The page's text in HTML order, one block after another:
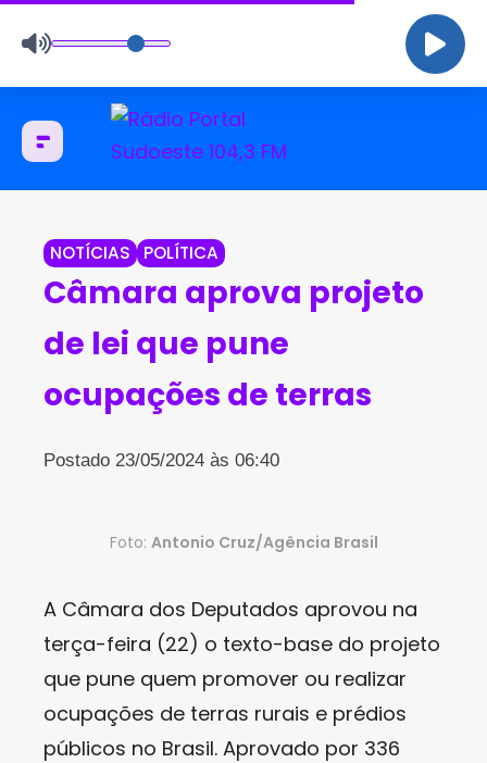
NOTÍCIAS POLÍTICA
Câmara aprova projeto
de lei que pune
ocupações de terras
Postado 23/05/2024 às 06:40
Foto: Antonio Cruz/Agência Brasil
A Câmara dos Deputados aprovou na
terça-feira (22) o texto-base do projeto
que pune quem promover ou realizar
ocupações de terras rurais e prédios
públicos no Brasil. Aprovado por 336